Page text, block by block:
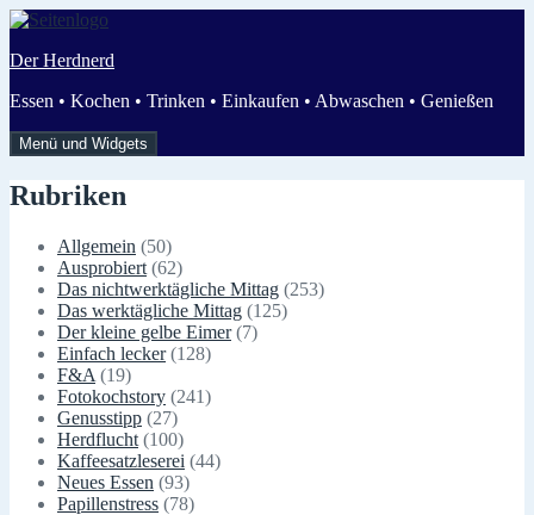
Zum
springen
Der Herdnerd
Essen • Kochen • Trinken • Einkaufen • Abwaschen • Genießen
Menü und Widgets
Rubriken
Allgemein (50)
Ausprobiert (62)
Das nichtwerktägliche Mittag (253)
Das werktägliche Mittag (125)
Der kleine gelbe Eimer(7)
Einfach lecker(128)
F&A (19)
Fotokochstory (241)
Genusstipp (27)
Herdflucht (100)
Kaffeesatzleserei (44)
Neues Essen (93)
Papillenstress (78)